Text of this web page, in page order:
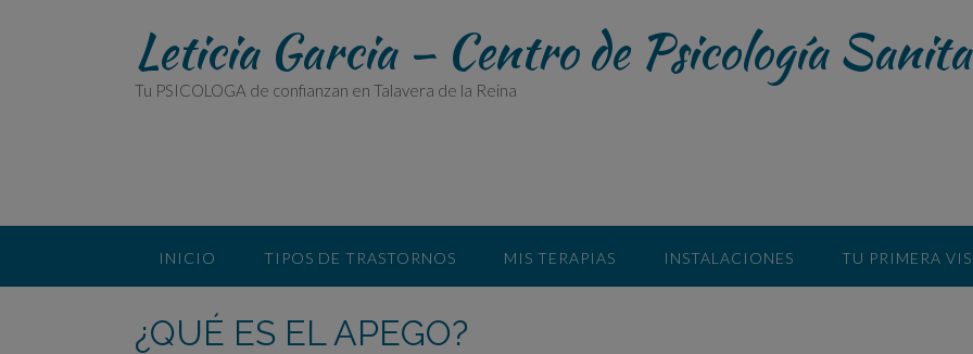
Leticia Garcia – Centro de Psicología
Tu PSICOLOGA de confianzan en Talavera de la Reina
INICIO TIPOS DE TRASTORNOS MIS TERAPIAS INSTALACIONES TU PRIMERA
¿QUÉ ES EL APEGO?